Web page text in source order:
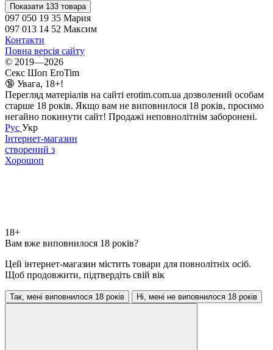
Показати 133 товара
097 050 19 35 Мария
097 013 14 52 Максим
Контакти
Повна версія сайту
© 2019—2026
Секс Шоп EroTim
🔞 Увага, 18+!
Перегляд матеріалів на сайті erotim.com.ua дозволений особам
старше 18 років. Якщо вам не виповнилося 18 років, просимо
негайно покинути сайт! Продажі неповнолітнім заборонені.
Рус Укр
Інтернет-магазин
створений з
Хорошоп
18+
Вам вже виповнилося 18 років?
Цей інтернет-магазин містить товари для повнолітніх осіб.
Щоб продовжити, підтвердіть свій вік
Так, мені виповнилося 18 років Ні, мені не виповнилося 18 років